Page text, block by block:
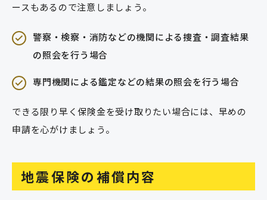
ースもあるので注意しましょう。
警察・検察・消防などの機関による捜査・調査結果
の照会を行う場合
専門機関による鑑定などの結果の照会を行う場合
できる限り早く保険金を受け取りたい場合には、早めの
申請を心がけましょう。
地震保険の補償内容